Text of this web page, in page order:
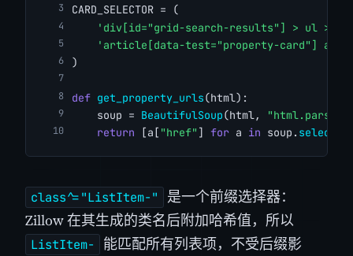
CARD_SELECTOR = (
'div[id="grid-search-results"] > ul >
'article[data-test="property-card"]
)
def get_property_urls(html):
    soup =
BeautifulSoup(html, "html.parser"
return [a[ "href" ] for a in soup. select
class^="ListItem-"
是一个前缀选择器：
Zillow 在其生成的类名后附加哈希值，所以
ListItem-
能匹配所有列表项，不受后缀影